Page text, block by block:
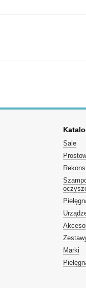
Sale
Marki